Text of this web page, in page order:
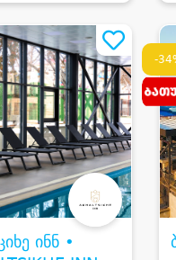
ინნ •
-